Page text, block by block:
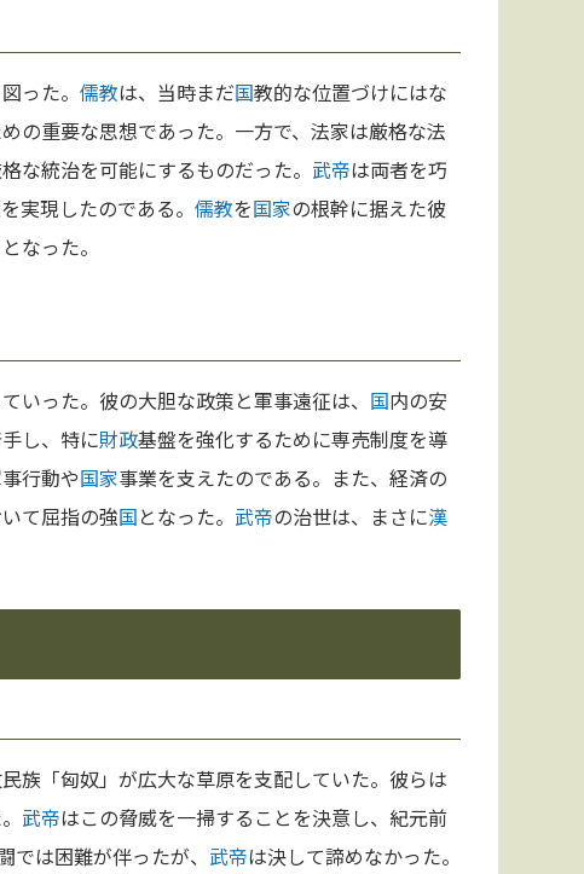
った。 儒教は、当時まだ国教的な位置づけにはな
の重要な思想であった。一方で、法家は厳格な法
な統治を可能にするものだった。 武帝は両者を巧
実現したのである。 儒教を国家の根幹に据えた彼
なった。
いった。彼の大胆な政策と軍事遠征は、 国内の安
し、特に財政基盤を強化するために専売制度を導
行動や国家事業を支えたのである。また、経済の
て屈指の強国となった。 武帝の治世は、まさに漢
族「匈奴」が広大な草原を支配していた。彼らは
武帝はこの脅威を一掃することを決意し、紀元前
は困難が伴ったが、 武帝は決して諦めなかった。